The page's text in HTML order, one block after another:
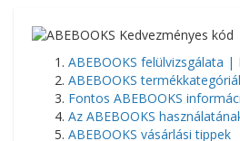
ABEBOOKS felülvizsgálata |
ABEBOOKS
Fontos ABEBOOKS
Az ABEBOOKS
ABEBOOKS vásárlási tippek